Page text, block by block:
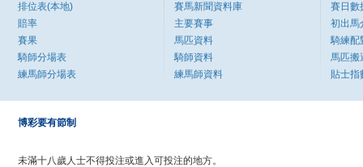
排位表(本地)
賠率
賽果
騎師分場表
練馬師分場表
賽馬新聞資料庫
主要賽事
馬匹資料
騎師資料
練馬師資料
賽日數
初出馬
騎練配
馬匹搬
貼士指
博彩要有節制
未滿十八歲人士不得投注或進入可投注的地方。